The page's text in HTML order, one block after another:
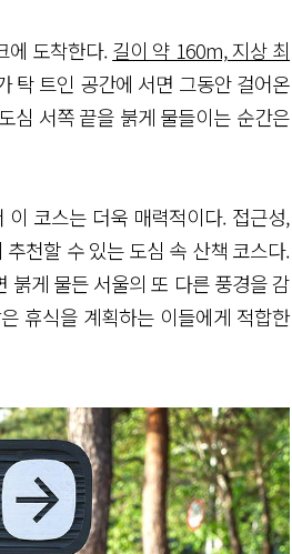
에 도착한다.길이 약 160m, 지상 최
탁 트인 공간에 서면 그동안 걸어온
심 서쪽 끝을 붉게 물들이는 순간은
코스는 더욱 매력적이다. 접근성,
천할 수 있는 도심 속 산책 코스다.
붉게 물든 서울의 또 다른 풍경을 감
휴식을 계획하는 이들에게 적합한